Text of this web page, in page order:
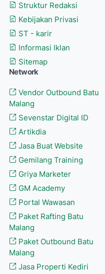
Struktur Redaksi
Kebijakan Privasi
ST - karir
Informasi Iklan
Sitemap
Network
Vendor Outbound Batu
Malang
Sevenstar Digital ID
Artikdia
Jasa Buat Website
Gemilang Training
Griya Marketer
GM Academy
Portal Wawasan
Paket Rafting Batu
Malang
Paket Outbound Batu
Malang
Jasa Properti Kediri